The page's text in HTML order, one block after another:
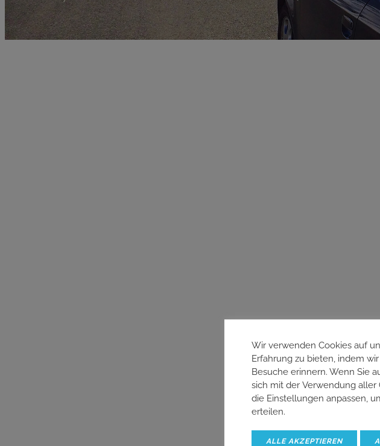
Wir verwenden Cookies auf
Erfahrung zu bieten, indem
Besuche erinnern. Wenn Sie
sich mit der Verwendung aller
die Einstellungen anpassen,
erteilen.
ALLE AKZEPTIEREN